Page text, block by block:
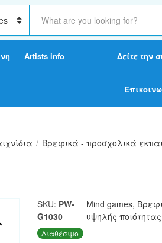
S
a
c
x
Artists info Δείτε την
/ Βρεφικά - προσχολικά
SKU: PW-
G1030
Mind games,
υψηλής ποιότητας
Διαθέσιμο